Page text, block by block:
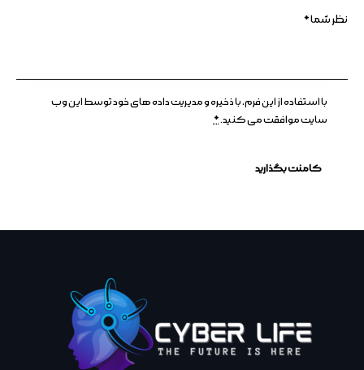
با استفاده از این فرم، با ذخیره و مدیریت داده های خود توسط این وب
سایت موافقت می کنید.*